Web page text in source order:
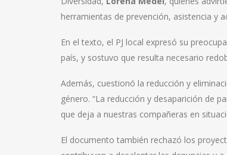
herramientas de prevención, asistencia y
En el texto, el PJ local expresó su
país, y sostuvo que resulta necesario
Además, cuestionó la reducción y
género. “La reducción y desaparición de
que deja a nuestras compañeras en
El documento también rechazó los